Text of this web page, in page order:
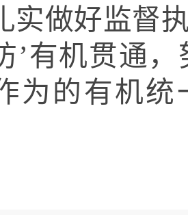
实做好监督
’有机贯通
为的有机统